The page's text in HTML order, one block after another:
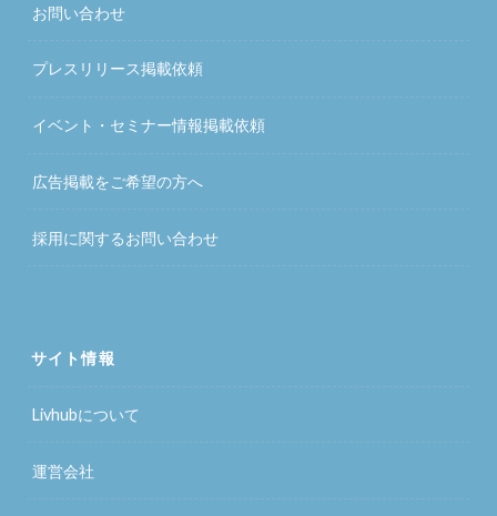
お問い合わせ
プレスリリース掲載依頼
イベント・セミナー情報掲載依頼
広告掲載をご希望の方へ
採用に関するお問い合わせ
サイト情報
Livhubについて
運営会社